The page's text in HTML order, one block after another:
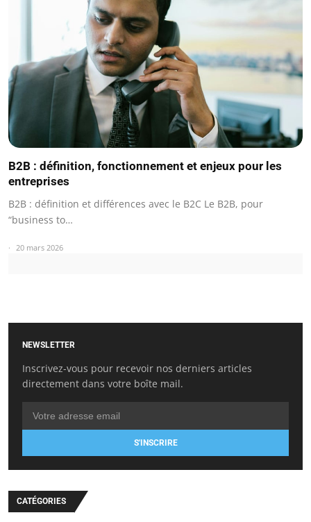
B2B : définition, fonctionnement et enjeux pour les
entreprises
B2B : définition et différences avec le B2C Le B2B, pour
“business to…
20 mars 2026
NEWSLETTER
Inscrivez-vous pour recevoir nos derniers articles
directement dans votre boîte mail.
S'INSCRIRE
CATÉGORIES